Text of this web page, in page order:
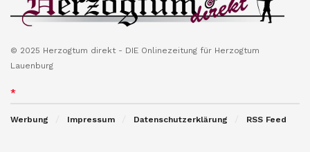
© 2025 Herzogtum direkt - DIE Onlinezeitung für Herzogtum
Lauenburg
*
Werbung Impressum Datenschutzerklärung RSS Feed